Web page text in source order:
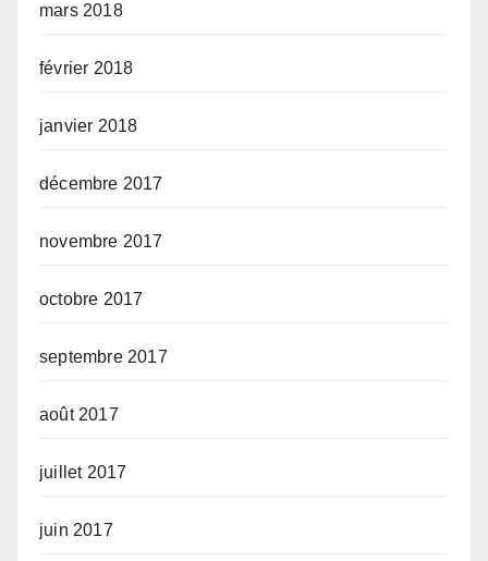
mars 2018
février 2018
janvier 2018
décembre 2017
novembre 2017
octobre 2017
septembre 2017
août 2017
juillet 2017
juin 2017